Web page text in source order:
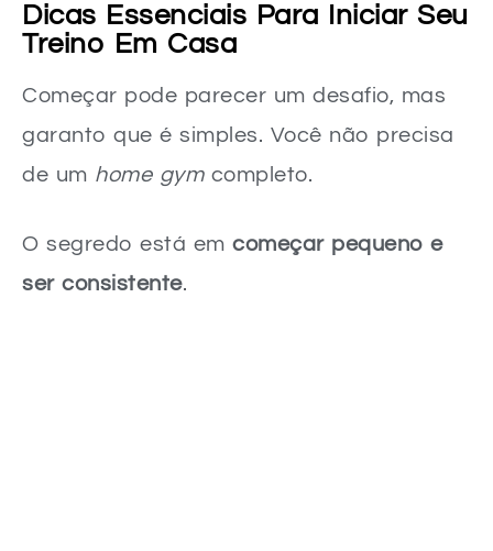
Dicas Essenciais Para Iniciar Seu
Treino Em Casa
Começar pode parecer um desafio, mas
garanto que é simples. Você não precisa
de um home gymcompleto.
O segredo está em começar pequeno e
ser consistente.